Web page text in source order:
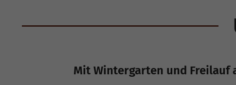
Mit Wintergarten und Freilauf